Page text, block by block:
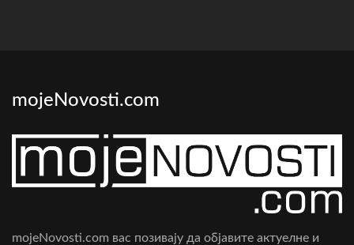
mojeNovosti.com
mojeNovosti.com вас позивају да објавите актуелне и